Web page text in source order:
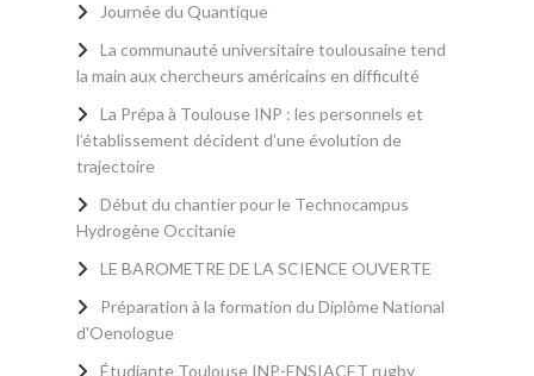
Journée du Quantique
La communauté universitaire toulousaine tend
la main aux chercheurs américains en difficulté
La Prépa à Toulouse INP : les personnels et
l’établissement décident d’une évolution de
trajectoire
Début du chantier pour le Technocampus
Hydrogène Occitanie
LE BAROMETRE DE LA SCIENCE OUVERTE
Préparation à la formation du Diplôme National
d'Oenologue
Étudiante Toulouse INP-ENSIACET rugby